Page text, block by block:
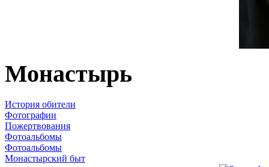
Монастырь
История обители
Фотографии
Пожертвования
Фотоальбомы
Фотоальбомы
Монастырский быт